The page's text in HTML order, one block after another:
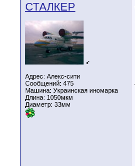
СТАЛКЕР
♂
Адрес: Алекс-сити
Сообщений: 475
Машина: Украинская иномарка
Длина: 1050мкм
Диаметр: 33мм